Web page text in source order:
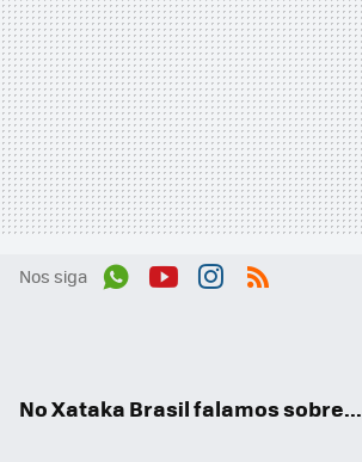
Nos siga
No Xataka Brasil falamos sobre...